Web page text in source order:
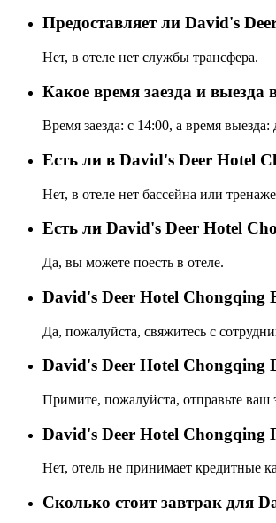
Предоставляет ли David's
Нет, в отеле нет службы трансфера.
Какое время заезда и
Время заезда: с 14:00, а время
Есть ли в David's Deer Hotel
Нет, в отеле нет бассейна или
Eсть ли David's Deer Hotel
Да, вы можете поесть в отеле.
David's Deer Hotel
Да, пожалуйста, свяжитесь с
David's Deer Hotel Chongqing
Примите, пожалуйста, отправьте ваш
David's Deer Hotel Chongqing
Нет, отель не принимает кредитные
Сколько стоит завтрак для